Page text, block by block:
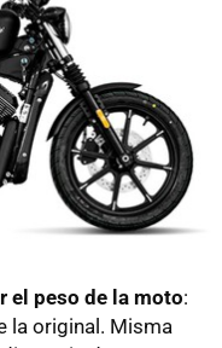
el peso de la moto:
la original. Misma